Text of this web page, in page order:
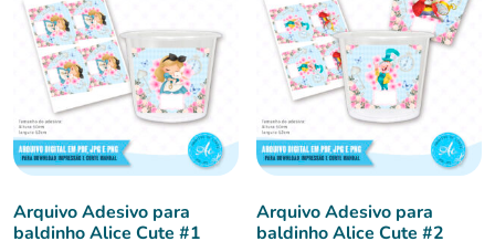
Arquivo Adesivo para
baldinho Alice Cute #1
Arquivo Adesivo para
baldinho Alice Cute #2